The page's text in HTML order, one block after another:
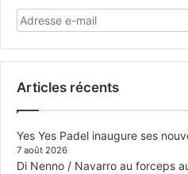
Articles récents
Yes Yes Padel inaugure ses
7 août 2026
Di Nenno / Navarro au forceps